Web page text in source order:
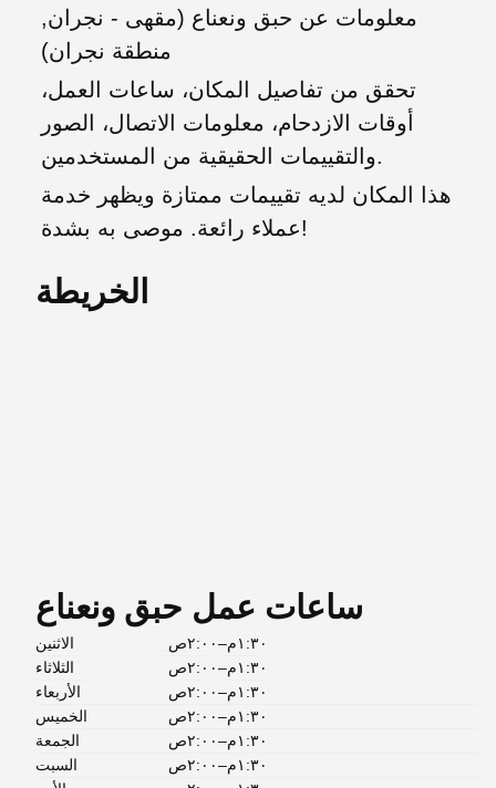
معلومات عن حبق ونعناع (مقهى - نجران,
منطقة نجران)
تحقق من تفاصيل المكان، ساعات العمل،
أوقات الازدحام، معلومات الاتصال، الصور
والتقييمات الحقيقية من المستخدمين.
هذا المكان لديه تقييمات ممتازة ويظهر خدمة
عملاء رائعة. موصى به بشدة!
الخريطة
ساعات عمل حبق ونعناع
الاثنين
١:٣٠م–٢:٠٠ص
الثلاثاء
١:٣٠م–٢:٠٠ص
الأربعاء
١:٣٠م–٢:٠٠ص
الخميس
١:٣٠م–٢:٠٠ص
الجمعة
١:٣٠م–٢:٠٠ص
السبت
١:٣٠م–٢:٠٠ص